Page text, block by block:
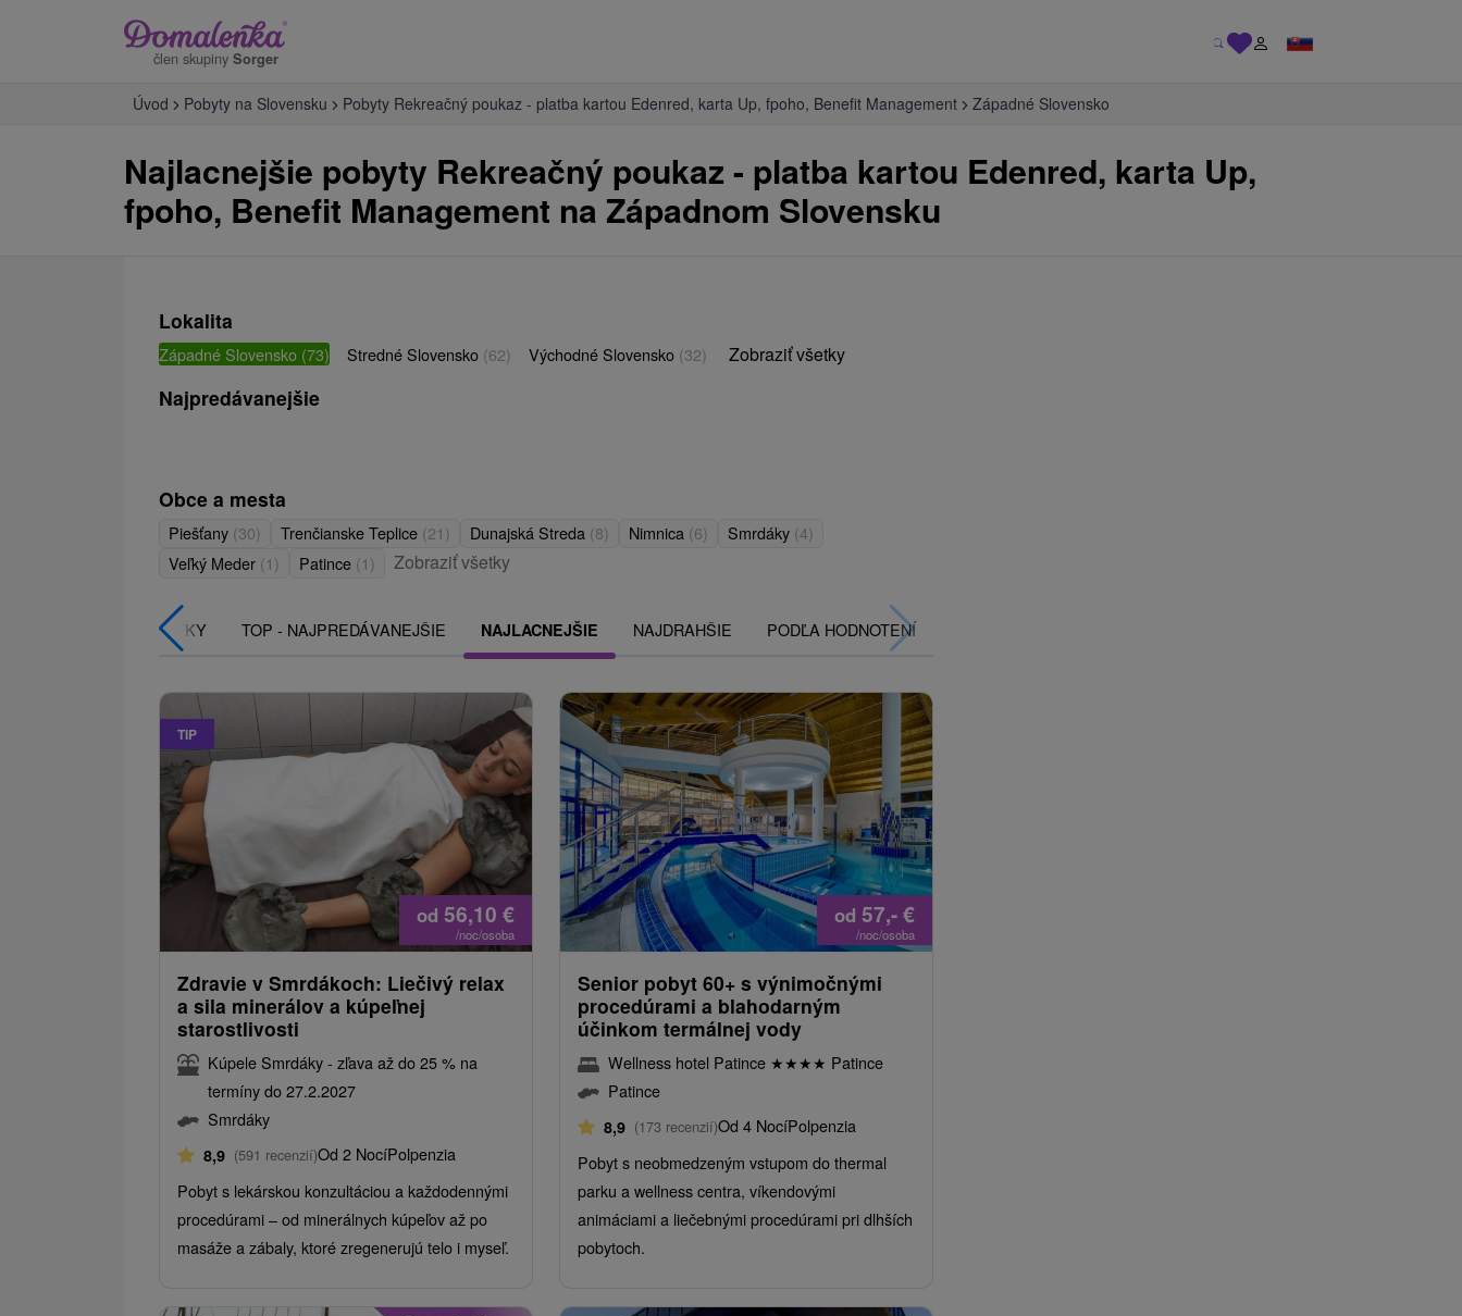
člen skupiny Sorger
Úvod Pobyty na Slovensku Pobyty Rekreačný poukaz - platba kartou Edenred, karta Up, fpoho, Benefit Management Západné Slovensko
Najlacnejšie pobyty Rekreačný poukaz - platba kartou Edenred, karta Up,
fpoho, Benefit Management na Západnom Slovensku
Lokalita
Západné Slovensko (73) Stredné Slovensko (62) Východné Slovensko (32) Zobraziť všetky
Najpredávanejšie
Obce a mesta
Piešťany (30) Trenčianske Teplice (21) Dunajská Streda (8) Nimnica (6) Smrdáky (4)
Veľký Meder (1) Patince (1) Zobraziť všetky
VŠETKY TOP - NAJPREDÁVANEJŠIE NAJLACNEJŠIE NAJDRAHŠIE PODĽA HODNOTENÍ
TIP
od 56,10 €
/noc/osoba
Zdravie v Smrdákoch: Liečivý relax
a sila minerálov a kúpeľnej
starostlivosti
Kúpele Smrdáky - zľava až do 25 % na
termíny do 27.2.2027
Smrdáky
8,9 (591 recenzií)Od 2 NocíPolpenzia
Pobyt s lekárskou konzultáciou a každodennými
procedúrami – od minerálnych kúpeľov až po
masáže a zábaly, ktoré zregenerujú telo i myseľ.
od 57,-€
/noc/osoba
Senior pobyt 60+ s výnimočnými
procedúrami a blahodarným
účinkom termálnej vody
Wellness hotel Patince ★★★★ Patince
Patince
8,9 (173 recenzií)Od 4 NocíPolpenzia
Pobyt s neobmedzeným vstupom do thermal
parku a wellness centra, víkendovými
animáciami a liečebnými procedúrami pri dlhších
pobytoch.